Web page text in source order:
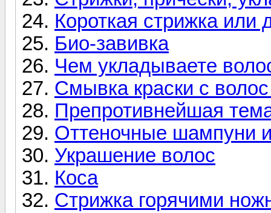
Короткая стрижка
Био-завивка
Чем укладываете
Смывка краски с
Препротивнейшая
Оттеночные шампуни
Украшение волос
Коса
Стрижка горячими